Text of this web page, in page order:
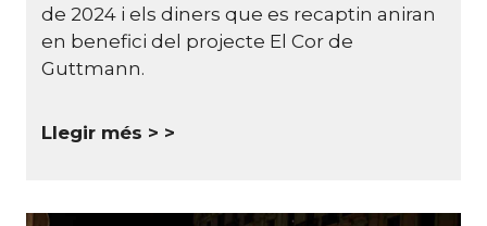
de 2024 i els diners que es recaptin aniran
en benefici del projecte El Cor de
Guttmann.
Llegir més >